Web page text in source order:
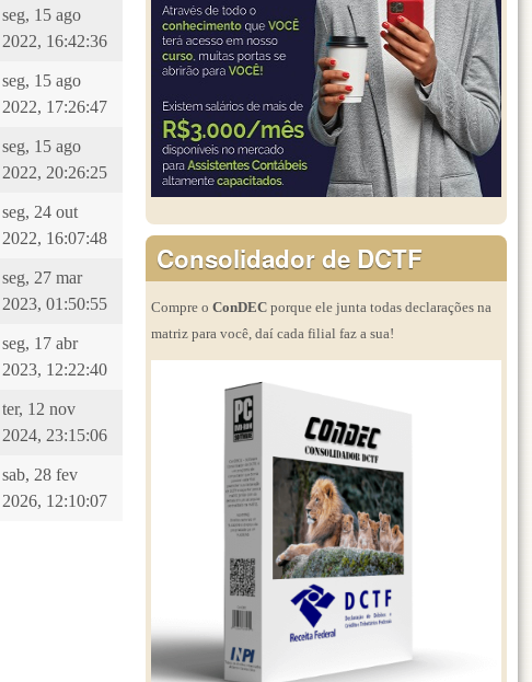
seg, 15 ago
2022, 16:42:36
seg, 15 ago
2022, 17:26:47
seg, 15 ago
2022, 20:26:25
seg, 24 out
2022, 16:07:48
seg, 27 mar
2023, 01:50:55
seg, 17 abr
2023, 12:22:40
ter, 12 nov
2024, 23:15:06
sab, 28 fev
2026, 12:10:07
Consolidador de DCTF
Compre o ConDEC porque ele junta todas declarações na
matriz para você, daí cada filial faz a sua!